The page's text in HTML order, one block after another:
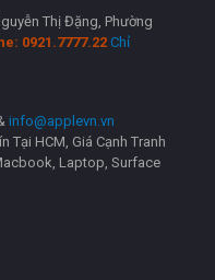
Thị Đặng, Phường
0921.7777.22 Chỉ
info@applevn.vn
Tại HCM, Giá Cạnh Tranh
Laptop, Surface